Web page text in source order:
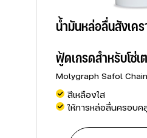
น้ำมันหล่อลื่นสังเคร
ฟู้ดเกรดสำหรับโซ่เ
Molygraph Safol
สีเหลืองใส
ให้การหล่อลื่นครอบค